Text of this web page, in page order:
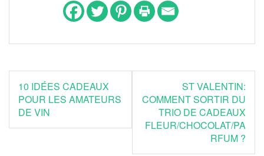
Navigation
de
l’article
10 IDÉES CADEAUX
POUR LES AMATEURS
DE VIN
ST VALENTIN:
COMMENT SORTIR DU
TRIO DE CADEAUX
FLEUR/CHOCOLAT/PA
RFUM ?